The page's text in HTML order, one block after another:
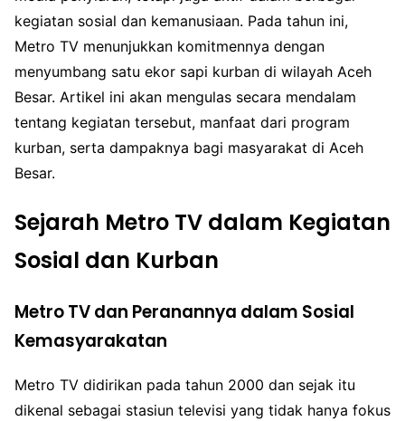
kegiatan sosial dan kemanusiaan. Pada tahun ini,
Metro TV menunjukkan komitmennya dengan
menyumbang satu ekor sapi kurban di wilayah Aceh
Besar. Artikel ini akan mengulas secara mendalam
tentang kegiatan tersebut, manfaat dari program
kurban, serta dampaknya bagi masyarakat di Aceh
Besar.
Sejarah Metro TV dalam Kegiatan
Sosial dan Kurban
Metro TV dan Peranannya dalam Sosial
Kemasyarakatan
Metro TV didirikan pada tahun 2000 dan sejak itu
dikenal sebagai stasiun televisi yang tidak hanya fokus